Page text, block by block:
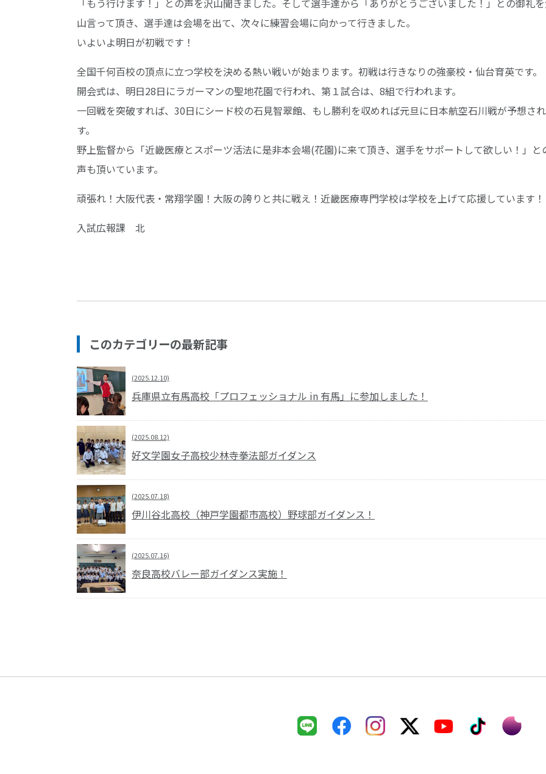
山言って頂き、選手達は会場を出て、次々に練習会場に向かって行きました。
いよいよ明日が初戦です！
全国千何百校の頂点に立つ学校を決める熱い戦いが始まります。初戦は行きなりの強豪校・仙台育英です。
開会式は、明日28日にラガーマンの聖地花園で行われ、第１試合は、8組で行われます。
一回戦を突破すれば、30日にシード校の石見智翠館、もし勝利を収めれば元旦に日本航空石川戦が予想さ
す。
野上監督から「近畿医療とスポーツ活法に是非本会場(花園)に来て頂き、選手をサポートして欲しい！」と
声も頂いています。
頑張れ！大阪代表・常翔学園！大阪の誇りと共に戦え！近畿医療専門学校は学校を上げて応援しています！
入試広報課 北
このカテゴリーの最新記事
(2025.12.10)
兵庫県立有馬高校「プロフェッショナル in 有馬」に参加しました！
(2025.08.12)
好文学園女子高校少林寺拳法部ガイダンス
(2025.07.18)
伊川谷北高校（神戸学園都市高校）野球部ガイダンス！
(2025.07.16)
奈良高校バレー部ガイダンス実施！